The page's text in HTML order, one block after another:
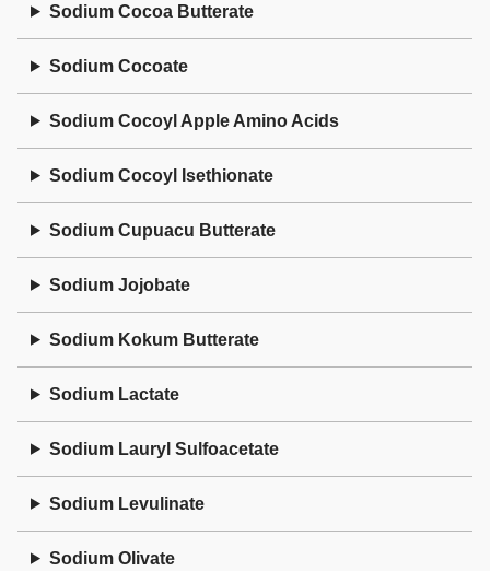
Sodium Cocoa Butterate
Sodium Cocoate
Sodium Cocoyl Apple Amino Acids
Sodium Cocoyl Isethionate
Sodium Cupuacu Butterate
Sodium Jojobate
Sodium Kokum Butterate
Sodium Lactate
Sodium Lauryl Sulfoacetate
Sodium Levulinate
Sodium Olivate